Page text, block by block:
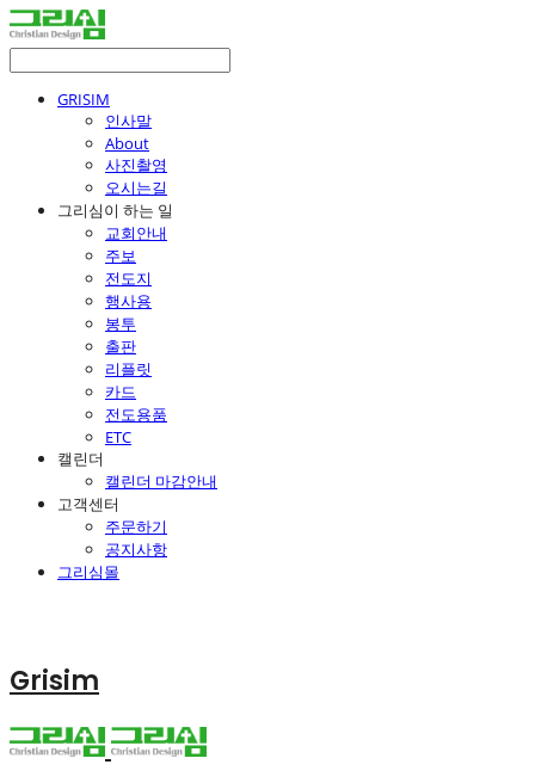
GRISIM
인사말
About
사진촬영
오시는길
그리심이 하는 일
교회안내
주보
전도지
행사용
봉투
출판
리플릿
카드
전도용품
ETC
캘린더
캘린더 마감안내
고객센터
주문하기
공지사항
그리심몰
Grisim